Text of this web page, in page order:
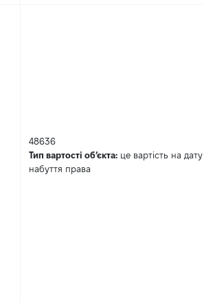
48636
Тип вартості обʼєкта: це вартість на дату
набуття права